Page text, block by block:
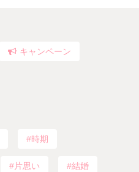
キャンペーン
時期
片思い 結婚